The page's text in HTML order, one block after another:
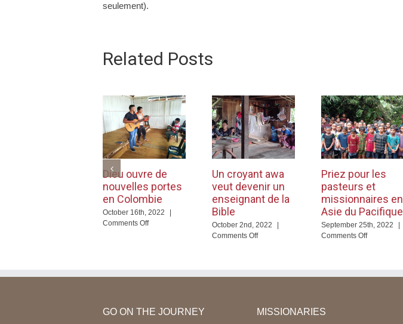
seulement).
Related Posts
Dieu ouvre de
nouvelles portes
en Colombie
October 16th, 2022
Comments Offon
portes
Un croyant awa
veut devenir un
enseignant de la
Bible
October 2nd, 2022
Comments Offon
veut
enseignant
Priez pour les
pasteurs et
missionnaires en
Asie du Pacifique
September 25th, 2022
Comments Offon
pasteurs
GO ON THE JOURNEY MISSIONARIES